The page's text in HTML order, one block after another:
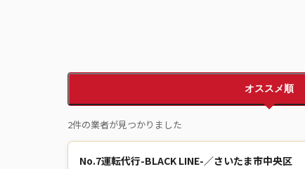
オススメ順
2件の業者が見つかりました
No.7運転代行-BLACK LINE-／さいたま市中央区